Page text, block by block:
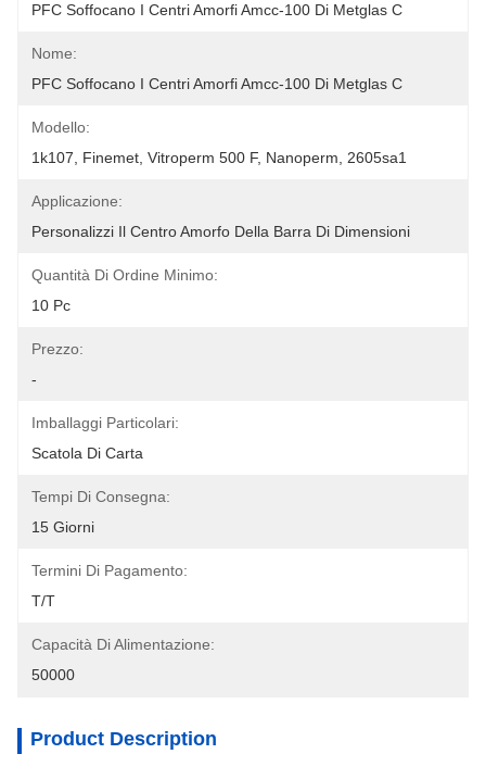
PFC Soffocano I Centri Amorfi Amcc-100 Di Metglas C
Nome:
PFC Soffocano I Centri Amorfi Amcc-100 Di Metglas C
Modello:
1k107, Finemet, Vitroperm 500 F, Nanoperm, 2605sa1
Applicazione:
Personalizzi Il Centro Amorfo Della Barra Di Dimensioni
Quantità Di Ordine Minimo:
10 Pc
Prezzo:
-
Imballaggi Particolari:
Scatola Di Carta
Tempi Di Consegna:
15 Giorni
Termini Di Pagamento:
T/T
Capacità Di Alimentazione:
50000
Product Description